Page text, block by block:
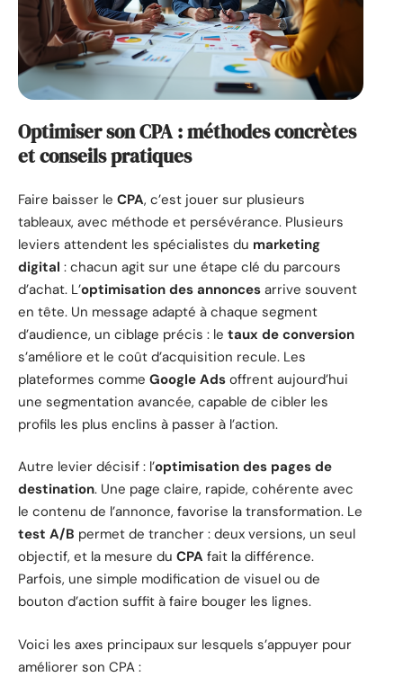
Optimiser son CPA : méthodes concrètes
et conseils pratiques
Faire baisser le CPA, c’est jouer sur plusieurs
tableaux, avec méthode et persévérance. Plusieurs
leviers attendent les spécialistes du marketing
digital : chacun agit sur une étape clé du parcours
d’achat. L’optimisation des annonces arrive souvent
en tête. Un message adapté à chaque segment
d’audience, un ciblage précis : le taux de conversion
s’améliore et le coût d’acquisition recule. Les
plateformes comme Google Ads offrent aujourd’hui
une segmentation avancée, capable de cibler les
profils les plus enclins à passer à l’action.
Autre levier décisif : l’optimisation des pages de
destination. Une page claire, rapide, cohérente avec
le contenu de l’annonce, favorise la transformation. Le
test A/B permet de trancher : deux versions, un seul
objectif, et la mesure du CPA fait la différence.
Parfois, une simple modification de visuel ou de
bouton d’action suffit à faire bouger les lignes.
Voici les axes principaux sur lesquels s’appuyer pour
améliorer son CPA :